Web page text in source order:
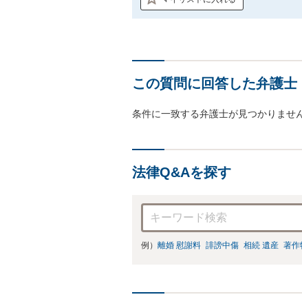
この質問に回答した弁護士
条件に一致する弁護士が見つかりませ
法律Q&Aを探す
例） 離婚 慰謝料 誹謗中傷 相続 遺産 著作